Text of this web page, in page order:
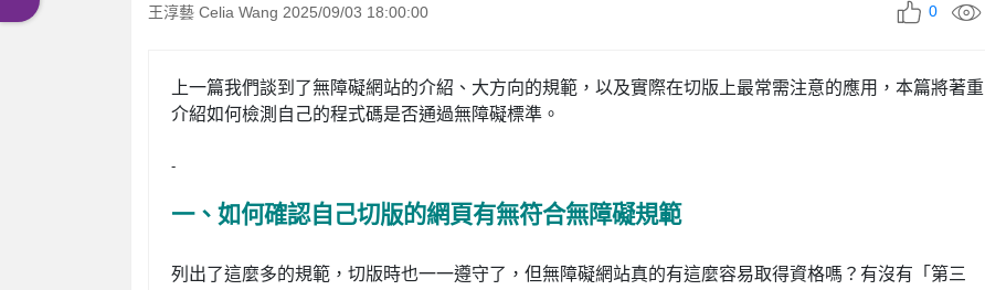
王淳藝 Celia Wang 2025/09/03 18:00:00 0
上一篇我們談到了無障礙網站的介紹、大方向的規範，以及實際在切版上最常需注意的應用，本篇將著重
介紹如何檢測自己的程式碼是否通過無障礙標準。
-
一、如何確認自己切版的網頁有無符合無障礙規範
列出了這麼多的規範，切版時也一一遵守了，但無障礙網站真的有這麼容易取得資格嗎？有沒有 「第三